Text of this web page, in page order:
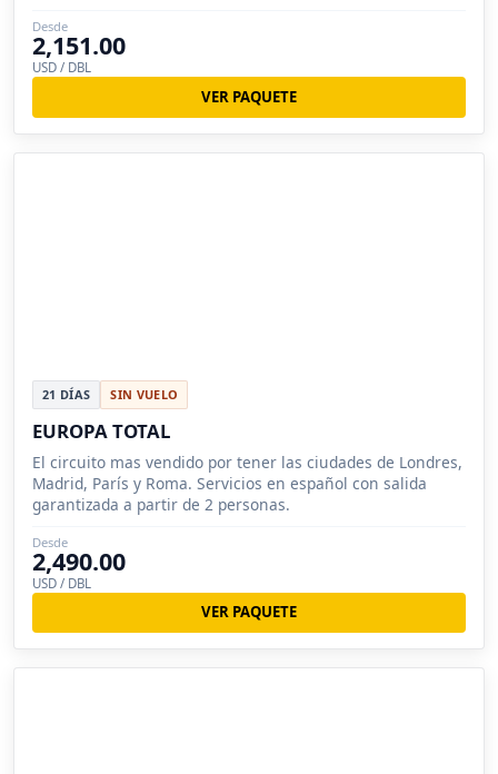
Desde
2,151.00
USD / DBL
VER PAQUETE
21 DÍAS SIN VUELO
EUROPA TOTAL
El circuito mas vendido por tener las ciudades de Londres,
Madrid, París y Roma. Servicios en español con salida
garantizada a partir de 2 personas.
Desde
2,490.00
USD / DBL
VER PAQUETE